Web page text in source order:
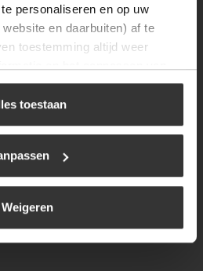
personaliseren en op uw
en daarbuiten) af te
toestemming altijd weer
verwijzen wij u naar ons
toestaan
Weigeren